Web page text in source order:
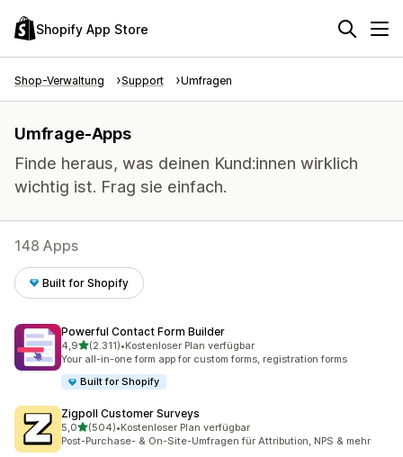
Shopify App Store
Shop-Verwaltung Support Umfragen
Umfrage-Apps
Finde heraus, was deinen Kund:innen wirklich
wichtig ist. Frag sie einfach.
148 Apps
Built for Shopify
Powerful Contact Form Builder
4,9von 5 Sternen
(2.311)
2311 Rezensionen insgesamt
•Kostenloser Plan verfügbar
Your all-in-one form app for custom forms, registration forms
Built for Shopify
Zigpoll Customer Surveys
5,0von 5 Sternen
(504)
504 Rezensionen insgesamt
•Kostenloser Plan verfügbar
Post-Purchase- & On-Site-Umfragen für Attribution, NPS & mehr